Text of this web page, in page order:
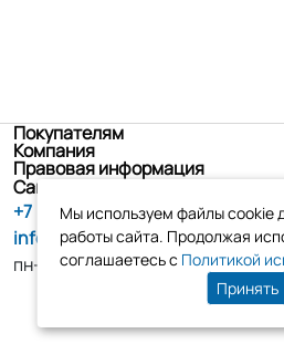
Покупателям
Компания
Правовая информация
Санкт-Петербург, ул. Новоселов
+7 (800) 555-86-90
info@tk-elko.ru
пн-пт, 10:00 - 18:00
Мы используем файлы cookie
работы сайта. Продолжая
соглашаетесь с Политикой
Принять